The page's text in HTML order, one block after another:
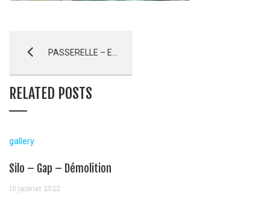
PASSERELLE – Embrun – AVANCEMENT
RELATED POSTS
gallery
Silo – Gap – Démolition
10 janvier 2022